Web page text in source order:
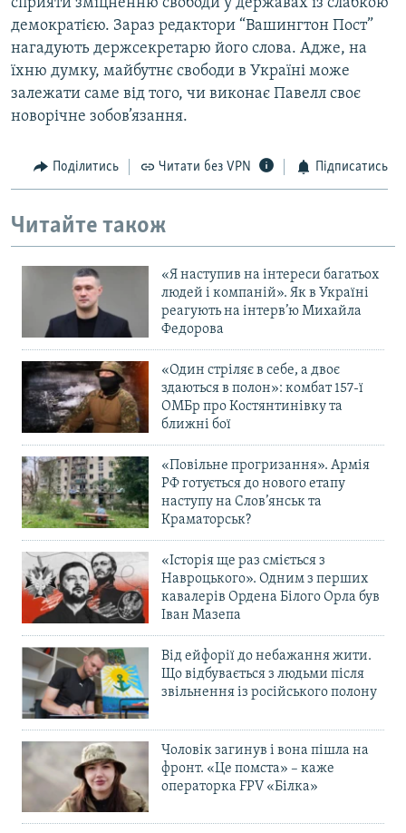
демократією. Зараз редактори “Вашингтон Пост”
нагадують держсекретарю його слова. Адже, на
їхню думку, майбутнє свободи в Україні може
залежати саме від того, чи виконає Павелл своє
новорічне зобов’язання.
Поділитись Читати без VPN Підписатись
Читайте також
«Я наступив на інтереси багатьох
людей і компаній». Як в Україні
реагують на інтерв’ю Михайла
Федорова
«Один стріляє в себе, а двоє
здаються в полон»: комбат 157-ї
ОМБр про Костянтинівку та
ближні бої
«Повільне прогризання». Армія
РФ готується до нового етапу
наступу на Слов’янськ та
Краматорськ?
«Історія ще раз сміється з
Навроцького». Одним з перших
кавалерів Ордена Білого Орла був
Іван Мазепа
Від ейфорії до небажання жити.
Що відбувається з людьми після
звільнення із російського полону
Чоловік загинув і вона пішла на
фронт. «Це помста» – каже
операторка FPV «Білка»